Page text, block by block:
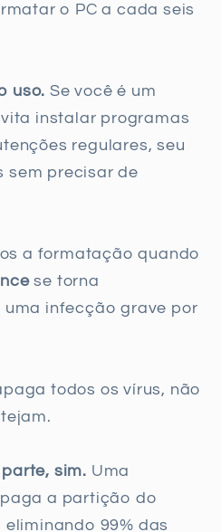
o PC a cada seis
uso. Se você é um
instalar programas
regulares, seu
sem precisar de
a formatação quando
se torna
uma infecção grave por
todos os vírus, não
sim. Uma
a partição do
99% das